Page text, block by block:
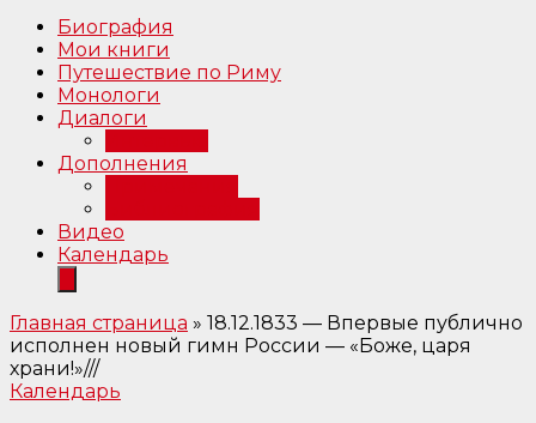
Биография
Мои книги
Путешествие по Риму
Монологи
Диалоги
Дополнения
Видео
Календарь
Главная страница » 18.12.1833 — Впервые публично
исполнен новый гимн России — «Боже, царя
храни!»///
Календарь